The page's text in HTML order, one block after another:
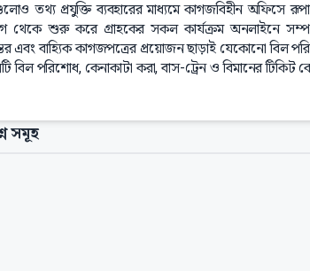
তথ্য প্রযুক্তি ব্যবহারের মাধ্যমে কাগজবিহীন অফিসে
থেকে শুরু করে গ্রাহকের সকল কার্যক্রম অনলাইনে
এবং বাহ্যিক কাগজপত্রের প্রয়োজন ছাড়াই যেকোনো বিল
বিল পরিশোধ, কেনাকাটা করা, বাস-ট্রেন ও বিমানের টিকিট
সমূহ